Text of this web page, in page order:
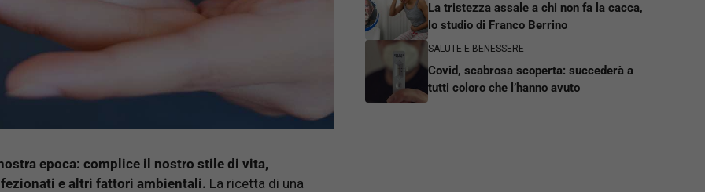
epoca: complice il nostro stile di vita,
e altri fattori ambientali. La ricetta di una
La tristezza assale a chi non fa la cacca,
lo studio di Franco Berrino
SALUTE E BENESSERE
Covid, scabrosa scoperta: succederà a
tutti coloro che l’hanno avuto